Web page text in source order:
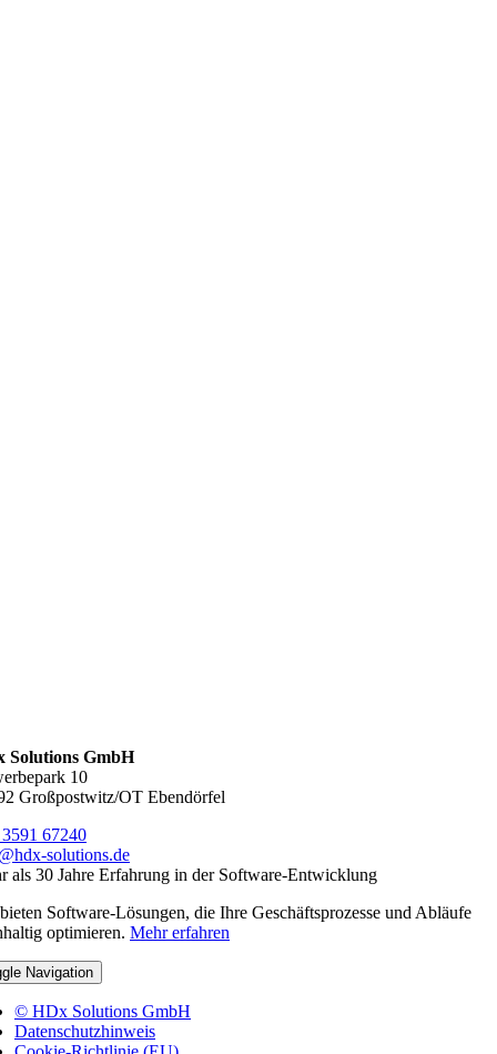
Solutions GmbH
10
Großpostwitz/OT Ebendörfel
67240
solutions.de
als 30 Jahre Erfahrung in der Software-Entwicklung
Software-Lösungen, die Ihre Geschäftsprozesse und Abläufe
optimieren. Mehr erfahren
Navigation
© HDx Solutions GmbH
Datenschutzhinweis